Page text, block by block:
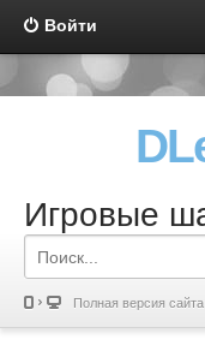
Войти
Игровые
Полная версия сайта